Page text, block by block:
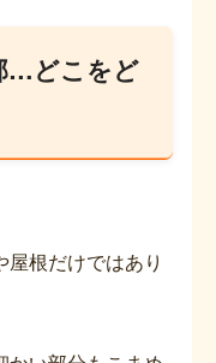
…どこをど
根だけではあり